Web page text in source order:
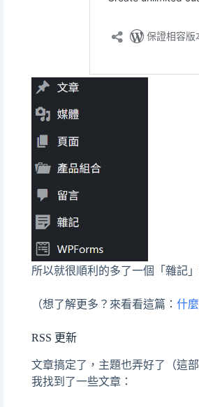
所以就很順利的多了一個「雜記
（想了解更多？來看看這篇： 什
RSS 更新
文章搞定了，主題也弄好了（這
我找到了一些文章：